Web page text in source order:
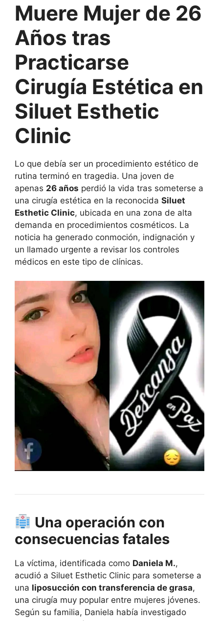
Muere Mujer de 26
Años tras
Practicarse
Cirugía Estética en
Siluet Esthetic
Clinic
Lo que debía ser un procedimiento estético de
rutina terminó en tragedia. Una joven de
apenas 26 años perdió la vida tras someterse a
una cirugía estética en la reconocida Siluet
Esthetic Clinic, ubicada en una zona de alta
demanda en procedimientos cosméticos. La
noticia ha generado conmoción, indignación y
un llamado urgente a revisar los controles
médicos en este tipo de clínicas.
Una operación con
consecuencias fatales
La víctima, identificada como Daniela M.,
acudió a Siluet Esthetic Clinic para someterse a
una liposucción con transferencia de grasa,
una cirugía muy popular entre mujeres jóvenes.
Según su familia, Daniela había investigado